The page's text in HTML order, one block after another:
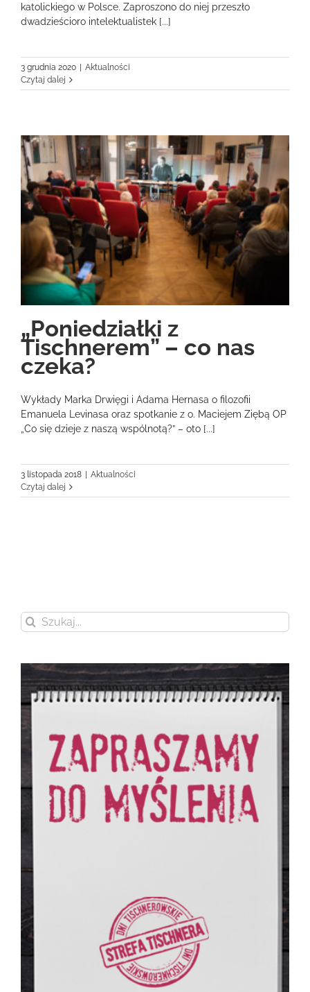
katolickiego w Polsce. Zaproszono do niej przeszło
dwadzieścioro intelektualistek [...]
3 grudnia 2020
Aktualności
Czytaj dalej
„Poniedziałki z
Tischnerem” – co nas
czeka?
Wykłady Marka Drwięgi i Adama Hernasa o filozofii
Emanuela Levinasa oraz spotkanie z o. Maciejem Ziębą OP
„Co się dzieje z naszą wspólnotą?” – oto [...]
3 listopada 2018 | Aktualności
Czytaj dalej
Szukaj